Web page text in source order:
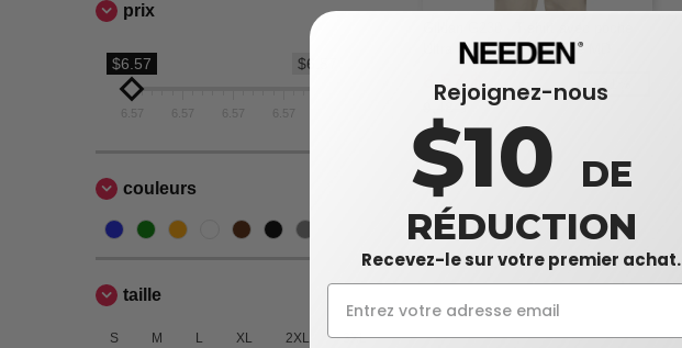
prix
$6.57
$6.57
6.57 6.57 6.57 6.57
couleurs
taille
S M L XL 2XL 3XL
Ultra CottonMD, 10 oz de MD
(2300)
6,57 $
9,48 $
-31%
Rejoignez-nous
$10 DE
RÉDUCTION
Recevez-le sur votre premier achat.